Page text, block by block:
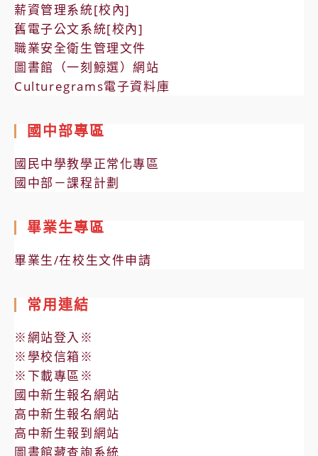
薪資管理系統[校內]
舊電子公文系統[校內]
職業安全衛生管理文件
圖書館（一刻鯨選）網站
Culturegrams電子資料庫
國中部專區
國民中學教學正常化專區
國中部－課程計劃
畢業生專區
畢業生/在校生文件申請
常用連結
※網站登入※
※學校信箱※
※下載專區※
國中新生報名網站
高中新生報名網站
高中新生報到網站
圖書館藏查詢系統